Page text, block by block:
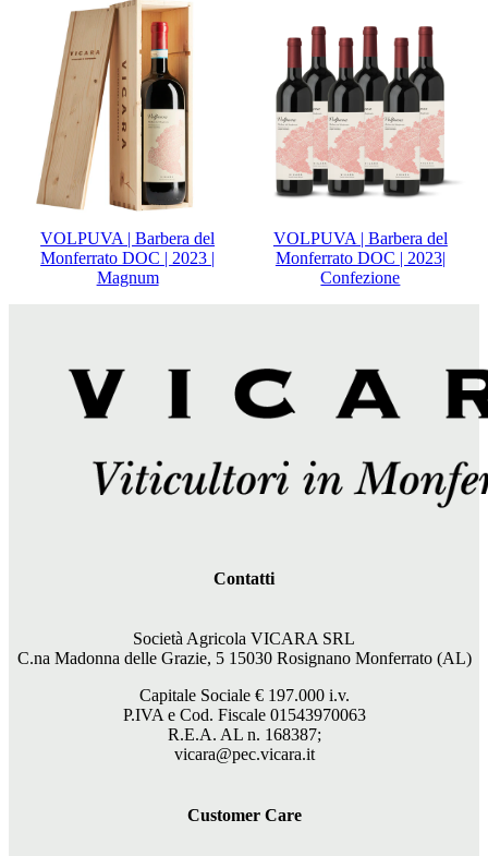
VOLPUVA | Barbera del
Monferrato DOC | 2023 |
Magnum
VOLPUVA | Barbera del
Monferrato DOC | 2023|
Confezione
Contatti
Società Agricola VICARA SRL
C.na Madonna delle Grazie, 5 15030 Rosignano Monferrato (AL)
Capitale Sociale € 197.000i.v.
P.IVA e Cod. Fiscale 01543970063
R.E.A. AL n. 168387;
vicara@pec.vicara.it
Customer Care